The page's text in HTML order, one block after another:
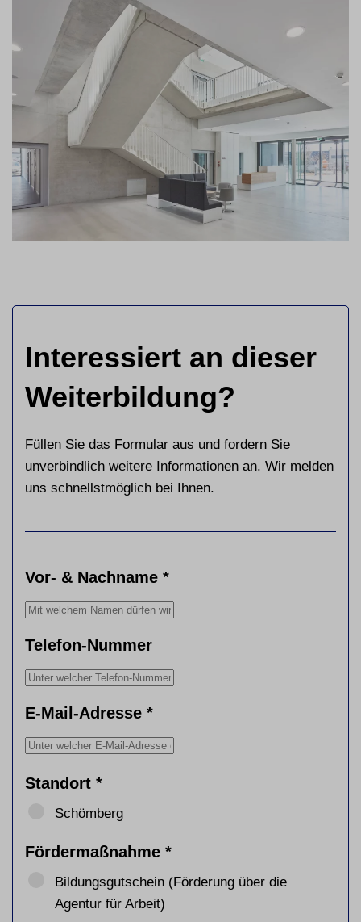
Interessiert an dieser
Weiterbildung?
Füllen Sie das Formular aus und fordern Sie
unverbindlich weitere Informationen an. Wir melden
uns schnellstmöglich bei Ihnen.
Vor- & Nachname *
Telefon-Nummer
E-Mail-Adresse *
Standort *
Schömberg
Fördermaßnahme *
Bildungsgutschein (Förderung über die
Agentur für Arbeit)